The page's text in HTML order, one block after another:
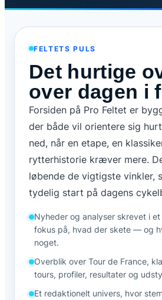
FELTETS PULS
Det hurtige
over dagen i
Forsiden på Pro Feltet er
der både vil orientere sig
ned, når en etape, en
rytterhistorie kræver mere.
løbende de vigtigste vinkler,
tydelig start på dagens
Nyheder og analyser skrevet i
fokus på, hvad der skete — og
noget.
Overblik over Tour de France,
tours, profiler, resultater og
Et redaktionelt univers, hvor